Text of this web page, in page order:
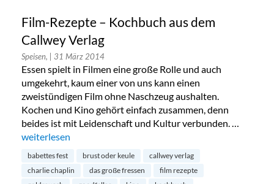
Film-Rezepte – Kochbuch aus dem
Callwey Verlag
Speisen, | 31 März 2014
Essen spielt in Filmen eine große Rolle und auch
umgekehrt, kaum einer von uns kann einen
zweistündigen Film ohne Naschzeug aushalten.
Kochen und Kino gehört einfach zusammen, denn
beides ist mit Leidenschaft und Kultur verbunden. …
„Film-Rezepte – Kochbuch aus dem Callwey Verlag“
weiterlesen
babettes fest brust oder keule
callwey verlag
charlie chaplin
das große fressen
film rezepte